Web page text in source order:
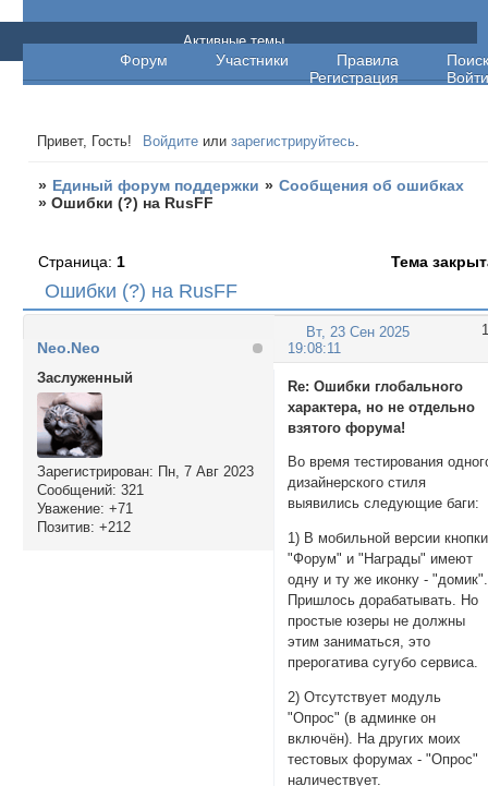
Единый форум поддержки
Форум Участники Правила
Поиск
Регистрация
Войти
Активные темы
Привет, Гость! Войдите илизарегистрируйтесь.
» Единый форум поддержки » Сообщения об ошибках
»Ошибки (?) на RusFF
Ошибки (?) на RusFF
Страница: 1 Тема
1
Вт, 23 Сен 2025
19:08:11
Neo.Neo
Заслуженный
Зарегистрирован: Пн, 7 Авг 2023
Сообщений: 321
Уважение: +71
Позитив: +212
Re: Ошибки глобального
характера, но не отдельно
взятого форума!
Во время тестирования
дизайнерского стиля
выявились следующие баги:
1) В мобильной версии кнопки
"Форум" и "Награды" имеют
одну и ту же иконку - "домик".
Пришлось дорабатывать. Но
простые юзеры не должны
этим заниматься, это
прерогатива сугубо сервиса.
2) Отсутствует модуль
"Опрос" (в админке он
включён). На других моих
тестовых форумах - "Опрос"
наличествует.